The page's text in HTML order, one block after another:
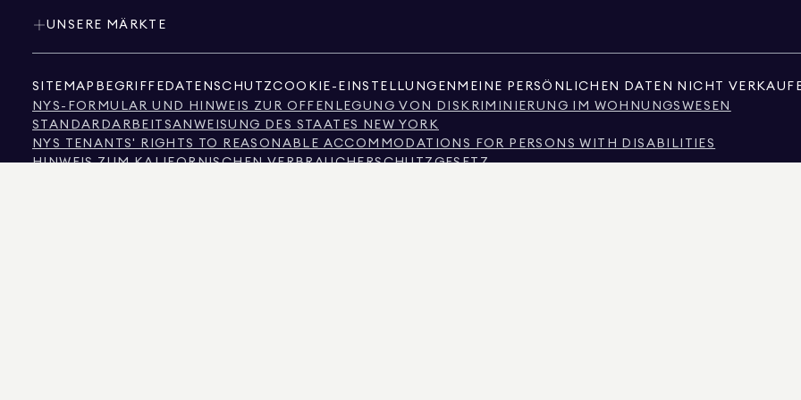
UNSERE MÄRKTE
SITEMAP BEGRIFFE DATENSCHUTZCOOKIE-EINSTELLUNGEN MEINE PERSÖNLICHEN DATEN NICHT
NYS-FORMULAR UND HINWEIS ZUR OFFENLEGUNG VON DISKRIMINIERUNG IM WOHNUNGSWESEN
STANDARDARBEITSANWEISUNG DES STAATES NEW YORK
NYS TENANTS' RIGHTS TO REASONABLE ACCOMMODATIONS FOR PERSONS WITH DISABILITIES
HINWEIS ZUM KALIFORNISCHEN VERBRAUCHERSCHUTZGESETZ